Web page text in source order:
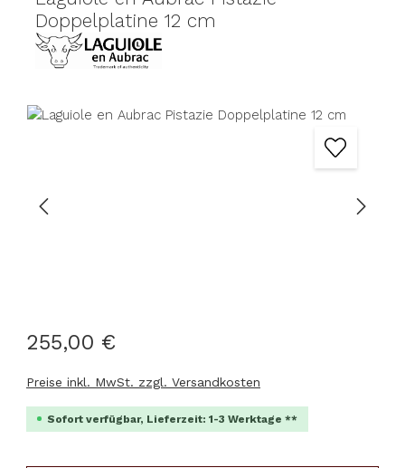
Doppelplatine 12 cm
Bildergalerie überspringen
255,00 €
Preise inkl. MwSt. zzgl. Versandkosten
Sofort verfügbar, Lieferzeit: 1-3 Werktage **